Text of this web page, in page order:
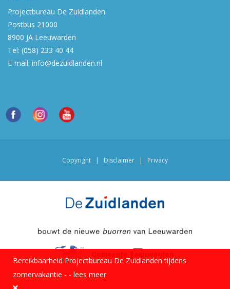
Projectbureau De Zuidlanden
Postbus 21000
8900 JA Leeuwarden
Tel: (058) 233 40 44
E-mail: info@dezuidlanden.nl
Copyright | Disclaimer | Privacy
Bereikbaarheid Projectbureau De Zuidlanden tijdens
zomervakantie - - lees meer